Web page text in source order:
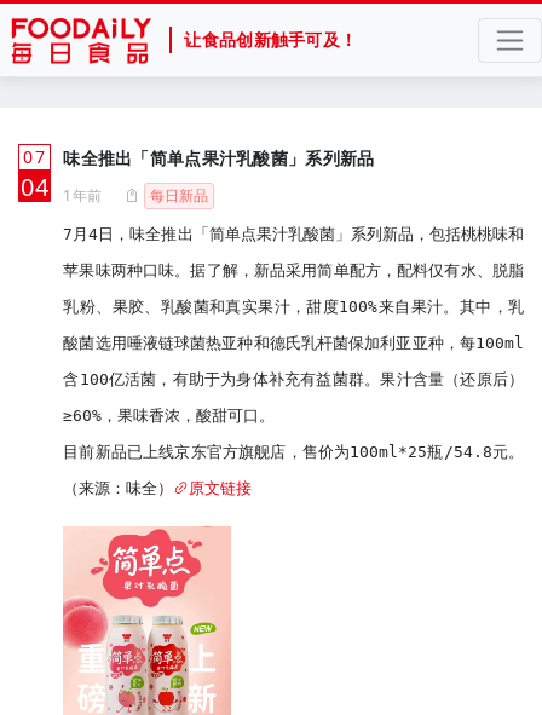
让食品创新触手可及！
07
月
04
味全推出「简单点果汁乳酸菌」系列新品
1年前 每日新品
7月4日，味全推出「简单点果汁乳酸菌」系列新品，包括桃桃味和
苹果味两种口味。据了解，新品采用简单配方，配料仅有水、脱脂
乳粉、果胶、乳酸菌和真实果汁，甜度100%来自果汁。其中，乳
酸菌选用唾液链球菌热亚种和德氏乳杆菌保加利亚亚种，每100ml
含100亿活菌，有助于为身体补充有益菌群。果汁含量（还原后）
≥60%，果味香浓，酸甜可口。
目前新品已上线京东官方旗舰店，售价为100ml*25瓶/54.8元。
（来源：味全）
原文链接